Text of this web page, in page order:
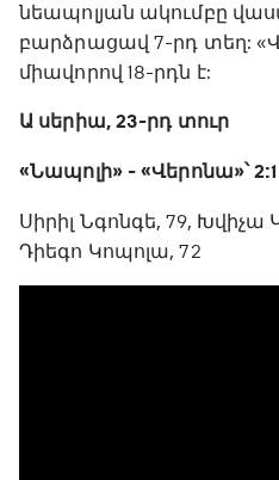
նեապոլյան ակումբը
բարձրացավ 7-րդ տեղ:
միավորով 18-րդն է:
Ա սերիա, 23-րդ տուր
«Նապոլի» - «Վերոնա»՝ 2:1
Սիրիլ Նգոնգե, 79,
Դիեգո Կոպոլա, 72